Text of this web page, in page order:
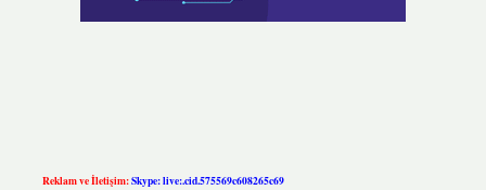
Reklam ve İletişim:Skype: live:.cid.575569c608265c69